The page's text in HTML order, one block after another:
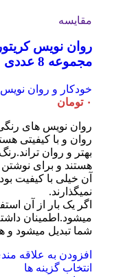
مقایسه
مجموعه 8 عددی
خودکار و روان نویس
۰ تومان
روان و با کیفیتی
بهتر و روان
هستند و برای
آن خیلی با کیفیت
نمیگذارند.
اگر یک بار از آن
میشود.اطمینان
شما تبدیل میشود و
افزودن به علاقه
انتخاب گزینه ها